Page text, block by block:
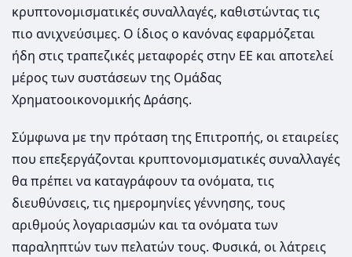
κρυπτονομισματικές συναλλαγές, καθιστώντας τις
πιο ανιχνεύσιμες. Ο ίδιος ο κανόνας εφαρμόζεται
ήδη στις τραπεζικές μεταφορές στην ΕΕ και αποτελεί
μέρος των συστάσεων της Ομάδας
Χρηματοοικονομικής Δράσης.
Σύμφωνα με την πρόταση της Επιτροπής, οι εταιρείες
που επεξεργάζονται κρυπτονομισματικές συναλλαγές
θα πρέπει να καταγράφουν τα ονόματα, τις
διευθύνσεις, τις ημερομηνίες γέννησης, τους
αριθμούς λογαριασμών και τα ονόματα των
παραληπτών των πελατών τους. Φυσικά, οι λάτρεις